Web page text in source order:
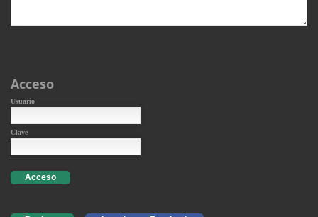
Acceso
Usuario
Clave
Acceso